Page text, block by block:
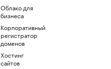
Облако для
бизнеса
Корпоративный
регистратор
доменов
Хостинг
сайтов